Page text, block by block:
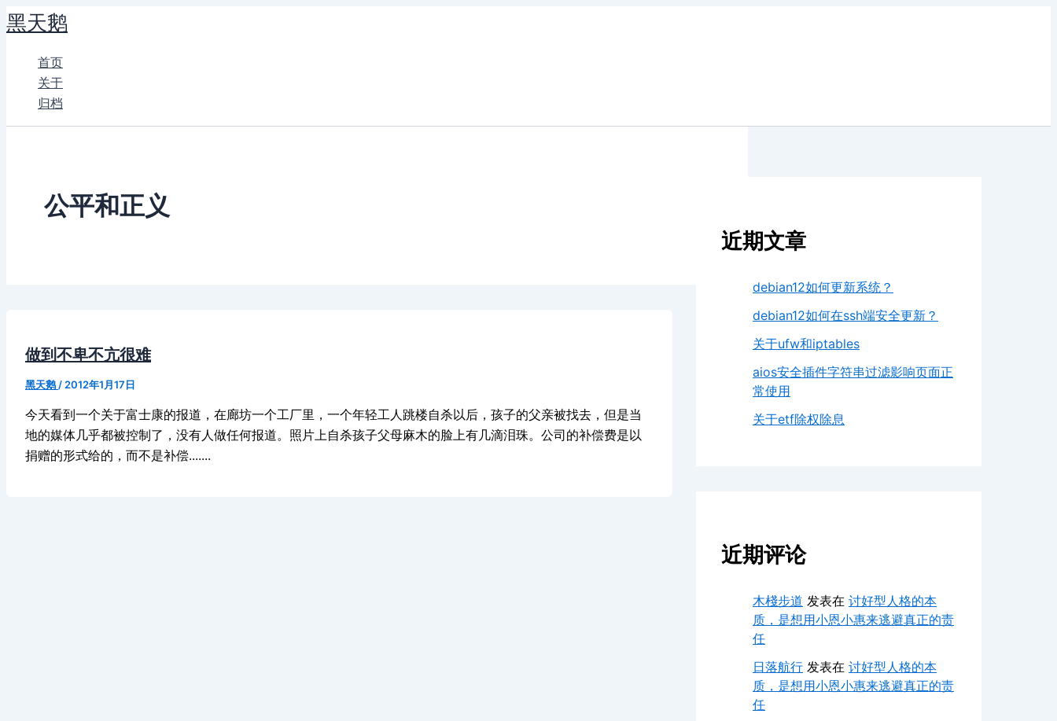
跳
至
黑天鹅
首页
关于
归档
公平和正义
做到不卑不亢很难
黑天鹅 / 2012年1月17日
今天看到一个关于富士康的报道，在廊坊一个工厂里，一个年轻工人跳楼自杀以后，孩子的父亲被找去，但是当
地的媒体几乎都被控制了，没有人做任何报道。照片上自杀孩子父母麻木的脸上有几滴泪珠。公司的补偿费是以
捐赠的形式给的，而不是补偿.......
近期文章
debian12如何更新系统？
debian12如何在ssh端安全更新？
关于ufw和iptables
aios安全插件字符串过滤影响页面正
常使用
关于etf除权除息
近期评论
木棧步道 发表在 讨好型人格的本
质，是想用小恩小惠来逃避真正的责
任
日落航行 发表在 讨好型人格的本
质，是想用小恩小惠来逃避真正的责
任